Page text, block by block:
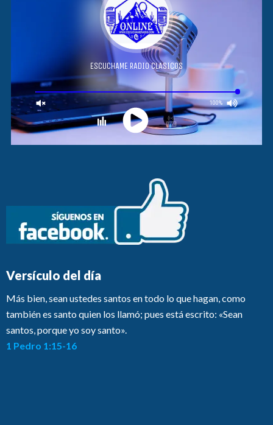
Versículo del día
Más bien, sean ustedes santos en todo lo que hagan, como
también es santo quien los llamó; pues está escrito: «Sean
santos, porque yo soy santo».
1 Pedro 1:15-16